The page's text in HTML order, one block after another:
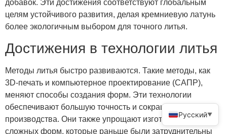
добавок. Эти достижения соответствуют глобальным
целям устойчивого развития, делая кремниевую латунь
более экологичным выбором для точного литья.
Достижения в технологии литья
Методы литья быстро развиваются. Такие методы, как
3D-печать и компьютерное проектирование (САПР),
меняют способы создания форм. Эти технологии
обеспечивают большую точность и сокращение сроков
производства. Они также упрощают изготовление
сложных форм, которые раньше были затруднительны
Русский▼